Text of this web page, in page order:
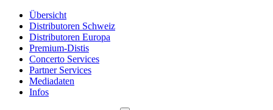
Übersicht
Distributoren Schweiz
Distributoren Europa
Premium-Distis
Concerto Services
Partner Services
Mediadaten
Infos